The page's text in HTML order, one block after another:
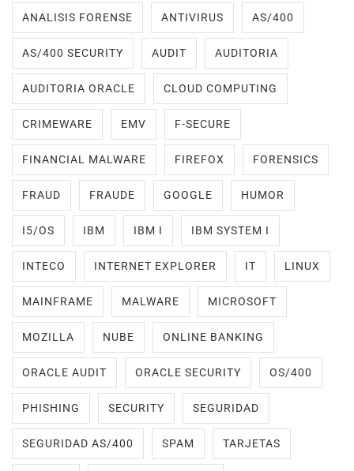
ANALISIS FORENSE ANTIVIRUS AS/400
AS/400 SECURITY AUDIT AUDITORIA
AUDITORIA ORACLE CLOUD COMPUTING
CRIMEWARE EMV F-SECURE
FINANCIAL MALWARE FIREFOX FORENSICS
FRAUD FRAUDE GOOGLE HUMOR
I5/OS IBM IBM I IBM SYSTEM I
INTECO INTERNET EXPLORER IT LINUX
MAINFRAME MALWARE MICROSOFT
MOZILLA NUBE ONLINE BANKING
ORACLE AUDIT ORACLE SECURITY OS/400
PHISHING SECURITY SEGURIDAD
SEGURIDAD AS/400 SPAM TARJETAS